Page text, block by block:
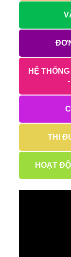
HỆ
THI
HOẠT